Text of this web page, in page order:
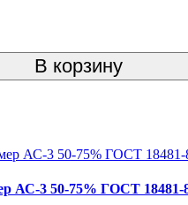
В корзину
АС-3 50-75% ГОСТ 18481-